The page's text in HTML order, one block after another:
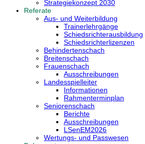
Strategiekonzept 2030
Referate
Aus- und Weiterbildung
Trainerlehrgänge
Schiedsrichterausbildung
Schiedsrichterlizenzen
Behindertenschach
Breitenschach
Frauenschach
Ausschreibungen
Landesspielleiter
Informationen
Rahmenterminplan
Seniorenschach
Berichte
Ausschreibungen
LSenEM2026
Wertungs- und Passwesen